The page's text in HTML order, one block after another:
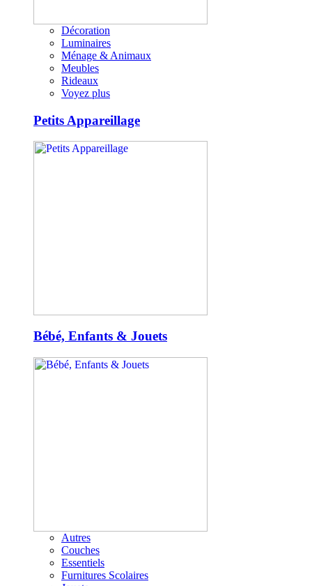
Décoration
Luminaires
Ménage & Animaux
Meubles
Rideaux
Voyez plus
Petits Appareillage
Bébé, Enfants & Jouets
Autres
Couches
Essentiels
Furnitures Scolaires